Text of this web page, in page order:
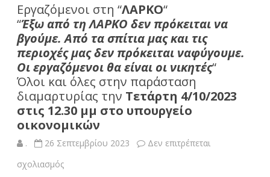
Εργαζόμενοι στη “ΛΑΡΚΟ“
“Έξω από τη ΛΑΡΚΟ δεν πρόκειται να
βγούμε. Από τα σπίτια μας και τις
περιοχές μας δεν πρόκειται ναφύγουμε.
Οι εργαζόμενοι θα είναι οι νικητές“
Όλοι και όλες στην παράσταση
διαμαρτυρίας την Τετάρτη 4/10/2023
στις 12.30 μμ στο υπουργείο
οικονομικών
. 26 Σεπτεμβρίου 2023
Δεν επιτρέπεται
σχολιασμόςστο